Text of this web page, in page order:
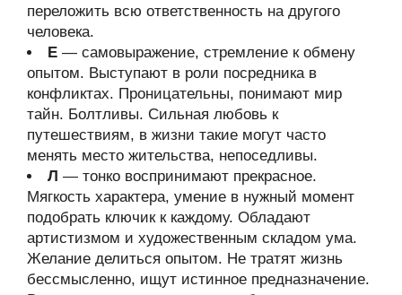
переложить всю ответственность на другого
человека.
Е — самовыражение, стремление к обмену
опытом. Выступают в роли посредника в
конфликтах. Проницательны, понимают мир
тайн. Болтливы. Сильная любовь к
путешествиям, в жизни такие могут часто
менять место жительства, непоседливы.
Л — тонко воспринимают прекрасное.
Мягкость характера, умение в нужный момент
подобрать ключик к каждому. Обладают
артистизмом и художественным складом ума.
Желание делиться опытом. Не тратят жизнь
бессмысленно, ищут истинное предназначение.